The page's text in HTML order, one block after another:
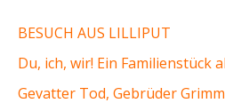
BESUCH AUS LILLIPUT
Du, ich, wir! Ein Familienstück
Gevatter Tod, Gebrüder